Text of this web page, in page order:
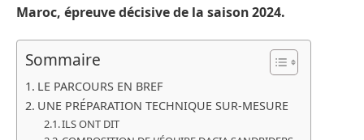
Maroc, épreuve décisive de la saison 2024.
Sommaire
LE PARCOURS EN BREF
UNE PRÉPARATION TECHNIQUE SUR-MESURE
ILS ONT DIT